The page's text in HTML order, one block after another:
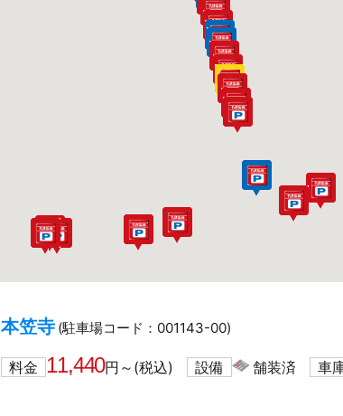
本笠寺 (駐車場コード：001143-00)
料金 11,440円～(税込) 設備 舗装済 車